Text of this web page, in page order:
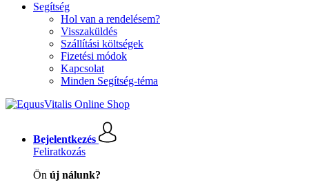
Segítség
Hol van a rendelésem?
Visszaküldés
Szállítási költségek
Fizetési módok
Kapcsolat
Minden Segítség-téma
Bejelentkezés
Feliratkozás
Ön új nálunk?